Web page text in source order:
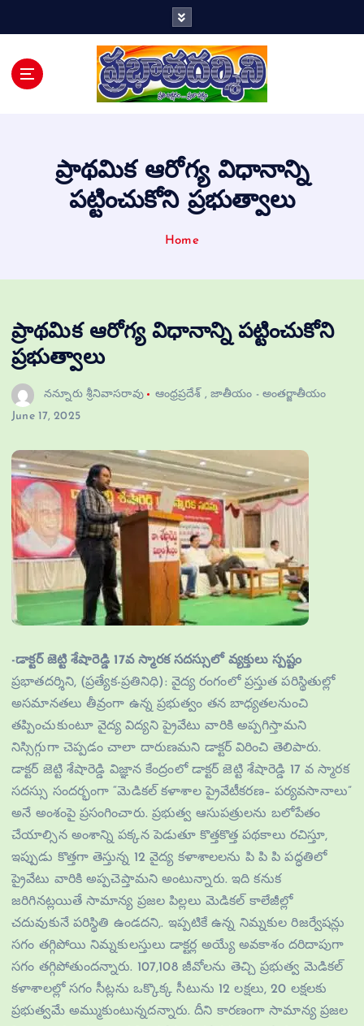
ప్రాథమిక ఆరోగ్య విధానాన్ని
పట్టించుకోని ప్రభుత్వాలు
Home
ప్రాథమిక ఆరోగ్య విధానాన్ని పట్టించుకోని
ప్రభుత్వాలు
నన్నూరు శ్రీనివాసరావు ఆంధ్రప్రదేశ్ , జాతీయం - అంతర్జాతీయం
June 17, 2025
-డాక్టర్ జెట్టి శేషారెడ్డి 17వ స్మారక సదస్సులో వ్యక్తులు స్పష్టం
ప్రభాతదర్శిని, (ప్రత్యేక-ప్రతినిధి): వైద్య రంగంలో ప్రస్తుత పరిస్థితుల్లో
అసమానతలు తీవ్రంగా ఉన్న ప్రభుత్వం తన బాధ్యతలనుంచి
తప్పించుకుంటూ వైద్య విద్యని ప్రైవేటు వారికి అప్పగిస్తామని
నిస్సిగ్గుగా చెప్పడం చాలా దారుణమని డాక్టర్ విరించి తెలిపారు.
డాక్టర్ జెట్టి శేషారెడ్డి విజ్ఞాన కేంద్రంలో డాక్టర్ జెట్టి శేషారెడ్డి 17 వ స్మారక
సదస్సు సందర్భంగా “మెడికల్ కళాశాల ప్రైవేటీకరణ– పర్యవసానాలు”
అనే అంశంపై ప్రసంగించారు. ప్రభుత్వ ఆసుపత్రులను బలోపేతం
చేయాల్సిన అంశాన్ని పక్కన పెడుతూ కొత్తకొత్త పథకాలు రచిస్తూ,
ఇప్పుడు కొత్తగా తెస్తున్న 12 వైద్య కళాశాలలను పి పి పి పద్ధతిలో
ప్రైవేటు వారికి అప్పచెప్తామని అంటున్నారు. ఇది కనుక
జరిగినట్లయితే సామాన్య ప్రజల పిల్లలు మెడికల్ కాలేజీల్లో
చదువుకునే పరిస్థితి ఉండదని,. ఇప్పటికే ఉన్న నిమ్నకుల రిజర్వేషన్లు
సగం తగ్గిపోయి నిమ్నకులస్తులు డాక్టర్ల అయ్యే అవకాశం దరిదాపుగా
సగం తగ్గిపోతుందన్నారు. 107,108 జీవోలను తెచ్చి ప్రభుత్వ మెడికల్
కళాశాలల్లో సగం సీట్లను ఒక్కొక్క సీటును 12 లక్షలు, 20 లక్షలకు
ప్రభుత్వమే అమ్ముకుంటున్నదన్నారు. దీని కారణంగా సామాన్య ప్రజల